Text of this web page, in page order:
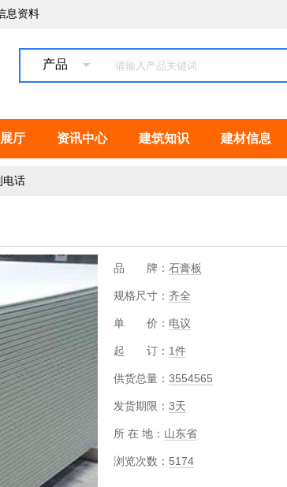
息资料
产品
厅 资讯中心 建筑知识 建材信息
电话
品 牌： 石膏板
规格尺寸： 齐全
单 价： 电议
起 订： 1件
供货总量： 3554565
发货期限： 3天
所 在 地： 山东省
浏览次数： 5174